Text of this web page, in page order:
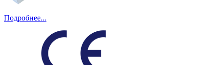
Подробнее...